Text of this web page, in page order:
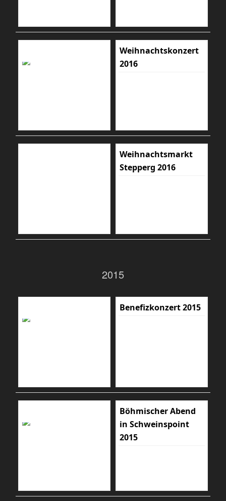
Weihnachtskonzert
2016
Weihnachtsmarkt
Stepperg 2016
2015
Benefizkonzert 2015
Böhmischer Abend
in Schweinspoint
2015